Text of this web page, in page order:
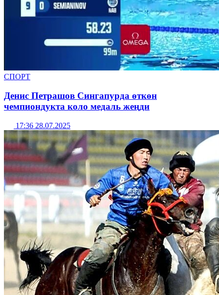
СПОРТ
Денис Петрашов Сингапурда өткөн
чемпиондукта коло медаль жеңди
17:36 28.07.2025